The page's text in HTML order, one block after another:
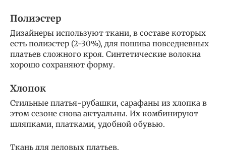
Полиэстер
Дизайнеры используют ткани, в составе которых
есть полиэстер (2-30%), для пошива повседневных
платьев сложного кроя. Синтетические волокна
хорошо сохраняют форму.
Хлопок
Стильные платья-рубашки, сарафаны из хлопка в
этом сезоне снова актуальны. Их комбинируют
шляпками, платками, удобной обувью.
Ткань для деловых платьев.